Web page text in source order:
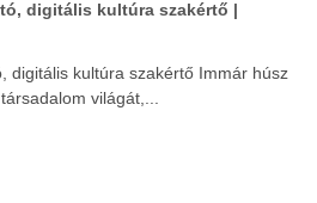
digitális kultúra szakértő |
digitális kultúra szakértő Immár húsz
világát,...